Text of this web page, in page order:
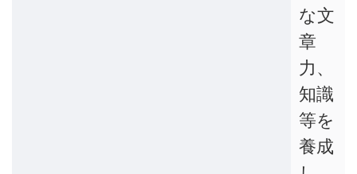
な文
章
力、
知識
等を
養成